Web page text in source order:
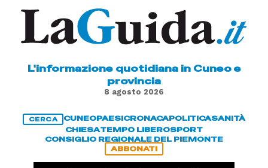
L'informazione quotidiana in Cuneo e
provincia
8 agosto 2026
CERCA CUNEOPAESICRONACAPOLITICASANITÀ
CHIESATEMPO LIBEROSPORT
CONSIGLIO REGIONALE DEL PIEMONTE
ABBONATI